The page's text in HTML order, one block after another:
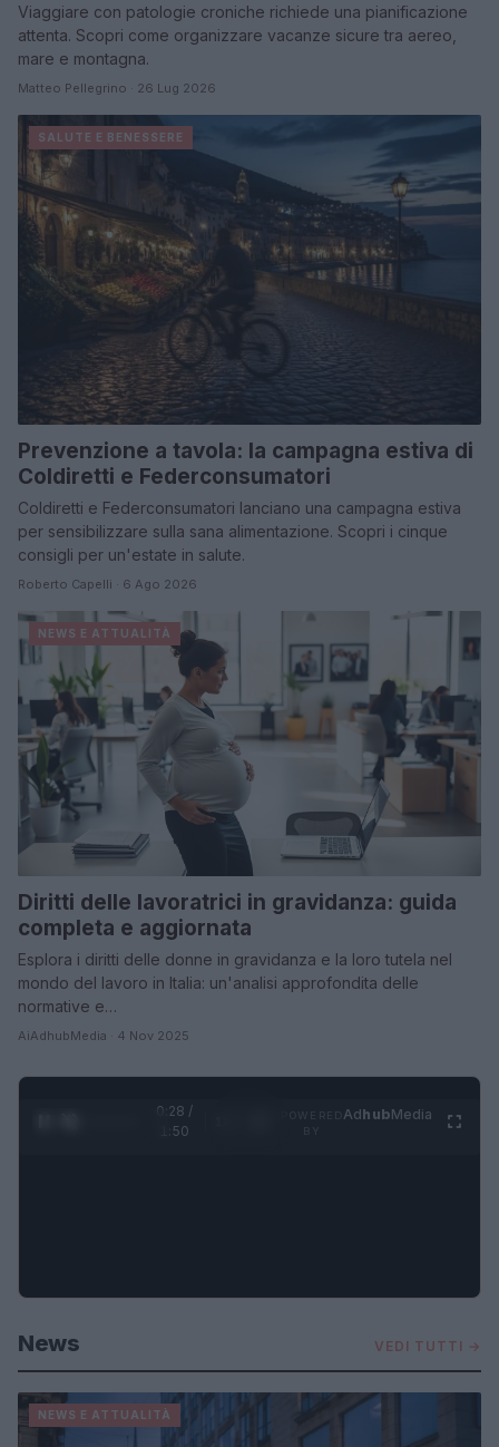
Viaggiare con patologie croniche richiede una pianificazione
attenta. Scopri come organizzare vacanze sicure tra aereo,
mare e montagna.
Matteo Pellegrino · 26 Lug 2026
SALUTE E BENESSERE
Prevenzione a tavola: la campagna estiva di
Coldiretti e Federconsumatori
Coldiretti e Federconsumatori lanciano una campagna estiva
per sensibilizzare sulla sana alimentazione. Scopri i cinque
consigli per un'estate in salute.
Roberto Capelli · 6 Ago 2026
NEWS E ATTUALITÀ
Diritti delle lavoratrici in gravidanza: guida
completa e aggiornata
Esplora i diritti delle donne in gravidanza e la loro tutela nel
mondo del lavoro in Italia: un'analisi approfondita delle
normative e…
AiAdhubMedia · 4 Nov 2025
0:29 /
1:50
AdhubMedia
News VEDI TUTTI →
NEWS E ATTUALITÀ